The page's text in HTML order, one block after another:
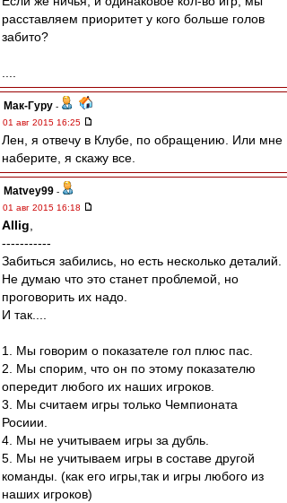
расставляем приоритет у кого больше голов
забито?
Мак-Гуру -
01 авг 2015 16:25
Лен, я отвечу в Клубе, по обращению. Или мне
наберите, я скажу все.
Matvey99 -
01 авг 2015 16:18
Allig
-----------
Забиться забились, но есть несколько деталий.
Не думаю что это станет проблемой, но
проговорить их надо.
И так....
1. Мы говорим о показателе гол плюс пас.
2. Мы спорим, что он по этому показателю
опередит любого их наших игроков.
3. Мы считаем игры только Чемпионата
Росиии.
4. Мы не учитываем игры за дубль.
5. Мы не учитываем игры в составе другой
команды. (как его игры,так и игры любого из
наших игроков)